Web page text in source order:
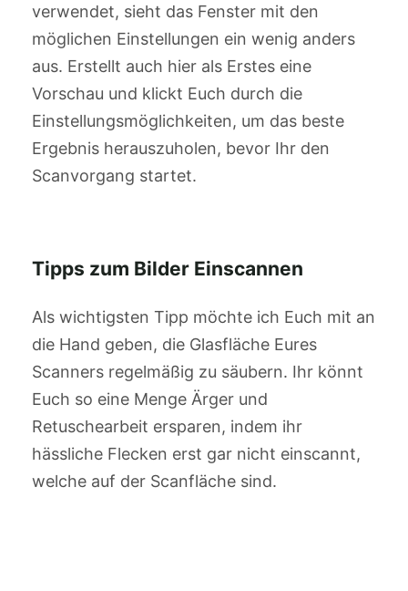
verwendet, sieht das Fenster mit den
möglichen Einstellungen ein wenig anders
aus. Erstellt auch hier als Erstes eine
Vorschau und klickt Euch durch die
Einstellungsmöglichkeiten, um das beste
Ergebnis herauszuholen, bevor Ihr den
Scanvorgang startet.
Tipps zum Bilder Einscannen
Als wichtigsten Tipp möchte ich Euch mit an
die Hand geben, die Glasfläche Eures
Scanners regelmäßig zu säubern. Ihr könnt
Euch so eine Menge Ärger und
Retuschearbeit ersparen, indem ihr
hässliche Flecken erst gar nicht einscannt,
welche auf der Scanfläche sind.